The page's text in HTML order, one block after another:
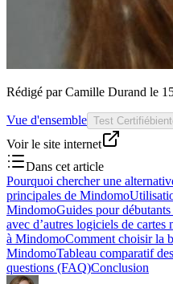
Rédigé par Camille Durand le
Vue d'ensemble Test Certifié
Voir le site internet
Dans cet article
Pourquoi chercher une
principales de Mindomo
MindomoGuides pour
avec d’autres logiciels de cartes
à MindomoComment choisir la
MindomoTableau comparatif
questions (FAQ)Conclusion